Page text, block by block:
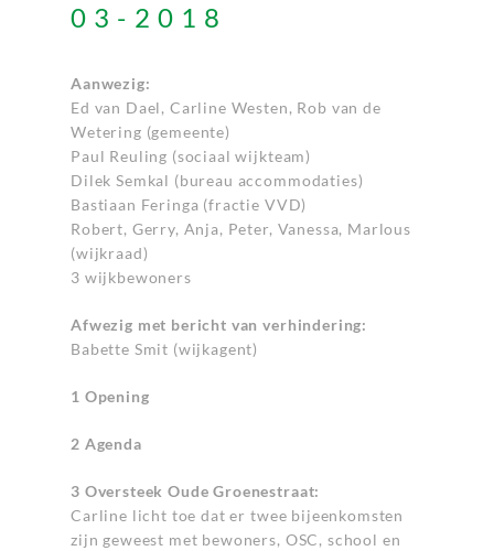
03-2018
Aanwezig:
Ed van Dael, Carline Westen, Rob van de
Wetering (gemeente)
Paul Reuling (sociaal wijkteam)
Dilek Semkal (bureau accommodaties)
Bastiaan Feringa (fractie VVD)
Robert, Gerry, Anja, Peter, Vanessa, Marlous
(wijkraad)
3 wijkbewoners
Afwezig met bericht van verhindering:
Babette Smit (wijkagent)
1 Opening
2 Agenda
3 Oversteek Oude Groenestraat:
Carline licht toe dat er twee bijeenkomsten
zijn geweest met bewoners, OSC, school en